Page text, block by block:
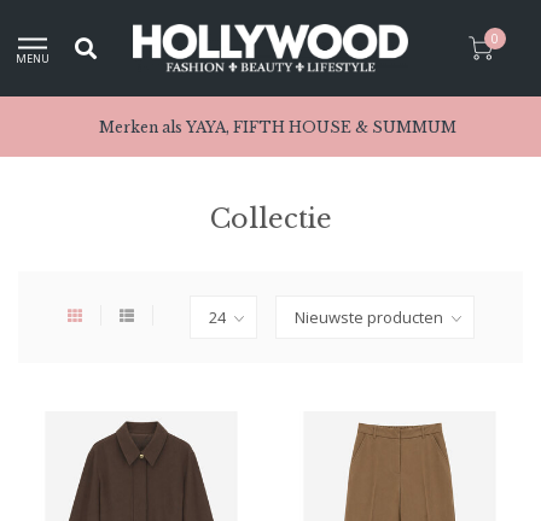
MENU
0
Merken als YAYA, FIFTH HOUSE & SUMMUM
Collectie